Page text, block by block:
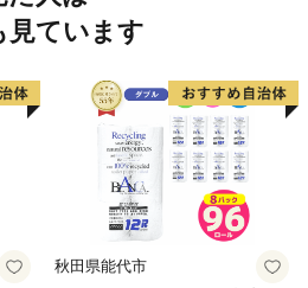
見ています
秋田県能代市